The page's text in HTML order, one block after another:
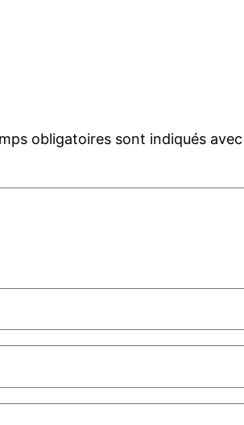
obligatoires sont indiqués avec